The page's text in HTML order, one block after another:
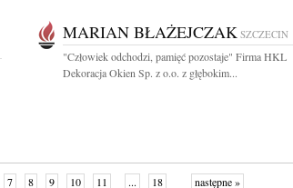
MARIAN BŁAŻEJCZAK SZCZECIN
"Człowiek odchodzi, pamięć pozostaje" Firma HKL
Dekoracja Okien Sp. z o.o. z głębokim...
7 8 9 10 11 ... 18 następne »